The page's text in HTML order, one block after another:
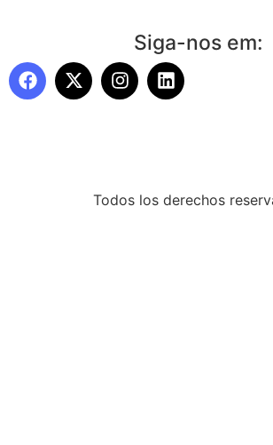
Siga-nos em:
Todos los derechos